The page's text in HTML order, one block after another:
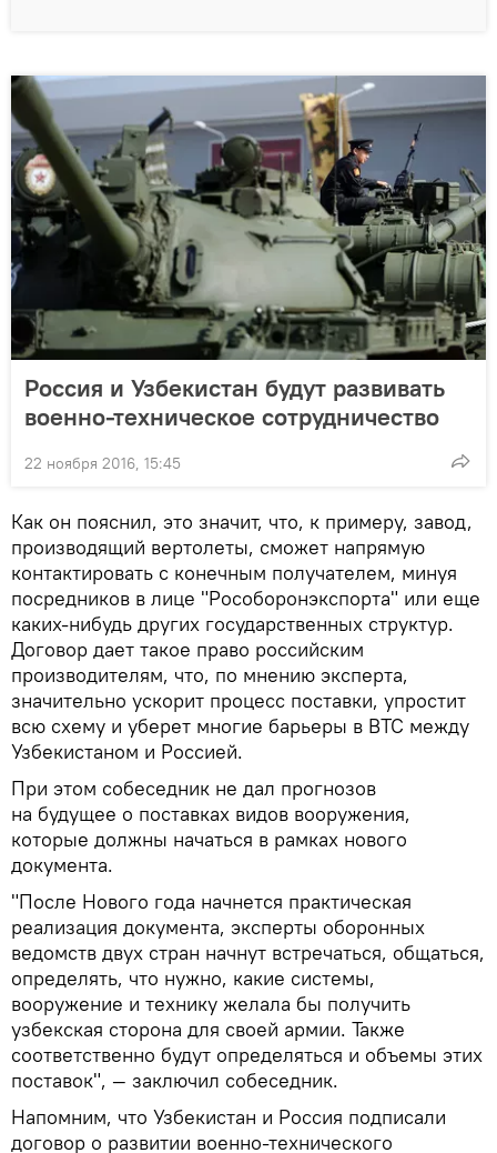
Россия и Узбекистан будут развивать
военно-техническое сотрудничество
22 ноября 2016, 15:45
Как он пояснил, это значит, что, к примеру, завод,
производящий вертолеты, сможет напрямую
контактировать с конечным получателем, минуя
посредников в лице "Рособоронэкспорта" или еще
каких-нибудь других государственных структур.
Договор дает такое право российским
производителям, что, по мнению эксперта,
значительно ускорит процесс поставки, упростит
всю схему и уберет многие барьеры в ВТС между
Узбекистаном и Россией.
При этом собеседник не дал прогнозов
на будущее о поставках видов вооружения,
которые должны начаться в рамках нового
документа.
"После Нового года начнется практическая
реализация документа, эксперты оборонных
ведомств двух стран начнут встречаться, общаться,
определять, что нужно, какие системы,
вооружение и технику желала бы получить
узбекская сторона для своей армии. Также
соответственно будут определяться и объемы этих
поставок", — заключил собеседник.
Напомним, что Узбекистан и Россия подписали
договор о развитии военно-технического